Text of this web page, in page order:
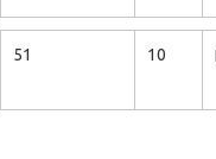
51 10